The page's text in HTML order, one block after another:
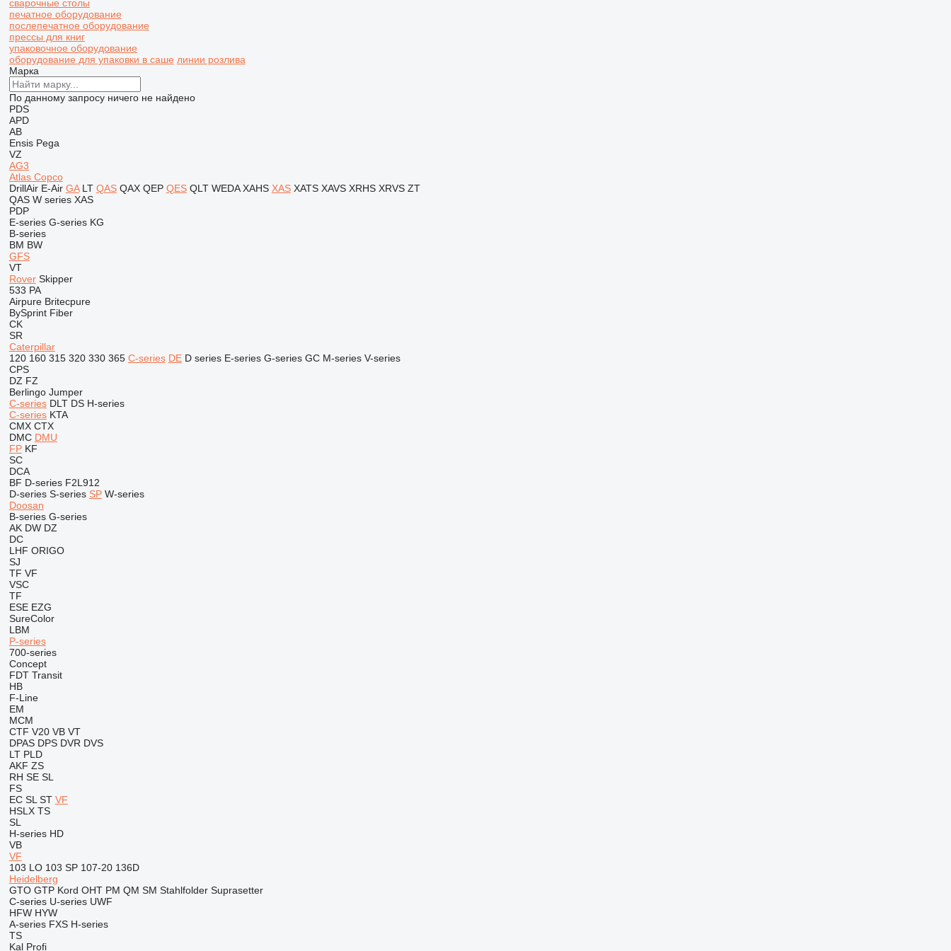
сварочные столы
печатное оборудование
послепечатное оборудование
прессы для книг
упаковочное оборудование
оборудование для упаковки в саше линии розлива
Марка
По данному запросу ничего не найдено
PDS
APD
AB
Ensis Pega
VZ
AG3
Atlas Copco
DrillAir E-Air GA LT QAS QAX QEP QES QLT WEDA XAHS XAS XATS XAVS XRHS XRVS ZT
QAS W series XAS
PDP
E-series G-series KG
B-series
BM BW
GFS
VT
Rover Skipper
533 PA
Airpure Britecpure
BySprint Fiber
CK
SR
Caterpillar
120 160 315 320 330 365 C-series DE D series E-series G-series GC M-series V-series
CPS
DZ FZ
Berlingo Jumper
C-series DLT DS H-series
C-series KTA
CMX CTX
DMC DMU
FP KF
SC
DCA
BF D-series F2L912
D-series S-series SP W-series
Doosan
B-series G-series
AK DW DZ
DC
LHF ORIGO
SJ
TF VF
VSC
TF
ESE EZG
SureColor
LBM
P-series
700-series
Concept
FDT Transit
HB
F-Line
EM
MCM
CTF V20 VB VT
DPAS DPS DVR DVS
LT PLD
AKF ZS
RH SE SL
FS
EC SL ST VF
HSLX TS
SL
H-series HD
VB
VF
103 LO 103 SP 107-20 136D
Heidelberg
GTO GTP Kord OHT PM QM SM Stahlfolder Suprasetter
C-series U-series UWF
HFW HYW
A-series FXS H-series
TS
Kal Profi